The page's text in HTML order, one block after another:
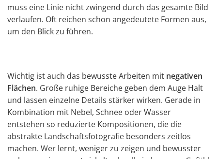
muss eine Linie nicht zwingend durch das gesamte Bild
verlaufen. Oft reichen schon angedeutete Formen aus,
um den Blick zu führen.
Wichtig ist auch das bewusste Arbeiten mit negativen
Flächen. Große ruhige Bereiche geben dem Auge Halt
und lassen einzelne Details stärker wirken. Gerade in
Kombination mit Nebel, Schnee oder Wasser
entstehen so reduzierte Kompositionen, die die
abstrakte Landschaftsfotografie besonders zeitlos
machen. Wer lernt, weniger zu zeigen und bewusster